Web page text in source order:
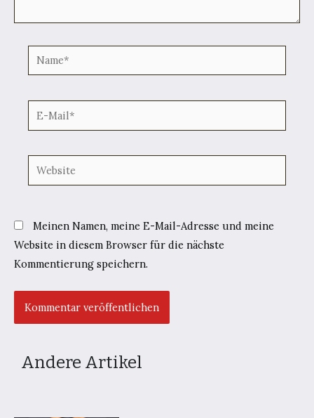
Name*
E-
Mail*
Website
Meinen Namen, meine E-Mail-Adresse und meine
Website in diesem Browser für die nächste
Kommentierung speichern.
Andere Artikel